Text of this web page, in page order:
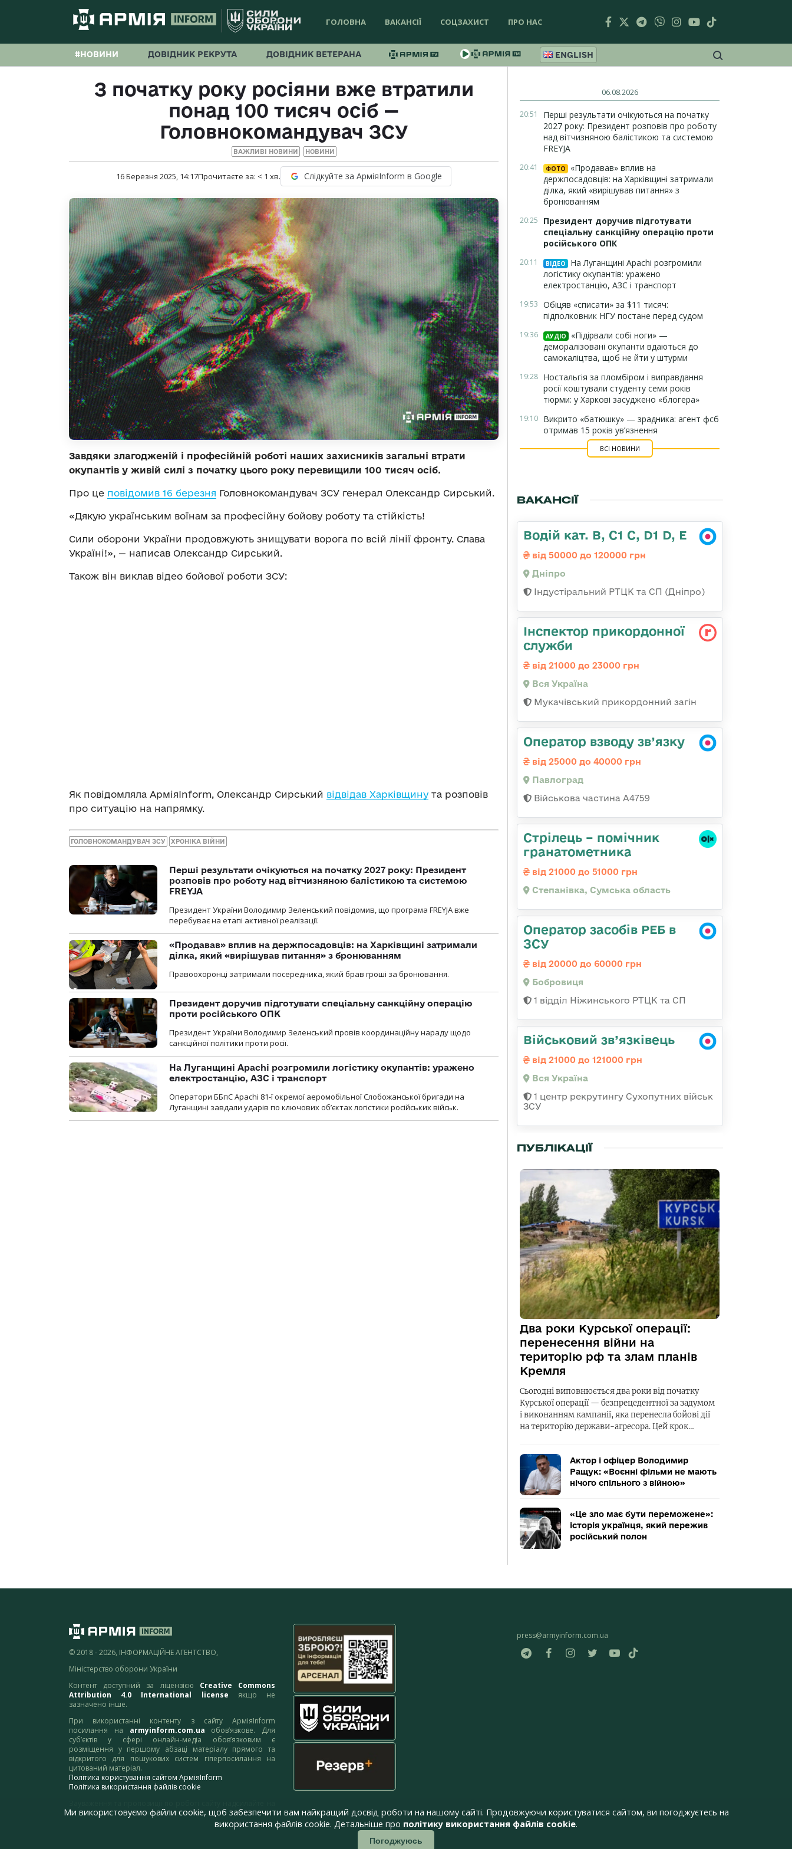
ГОЛОВНА ВАКАНСІЇ СОЦЗАХИСТ ПРО НАС
#НОВИНИ ДОВІДНИК РЕКРУТА ДОВІДНИК ВЕТЕРАНА ENGLISH
З початку року росіяни вже втратили
понад 100 тисяч осіб —
Головнокомандувач ЗСУ
ВАЖЛИВІ НОВИНИ НОВИНИ
16 Березня 2025, 14:17Прочитаєте за: < 1 хв. Слідкуйте за АрміяInform в Google
Завдяки злагодженій і професійній роботі наших захисників загальні втрати
окупантів у живій силі з початку цього року перевищили 100 тисяч осіб.
Про це повідомив 16 березня Головнокомандувач ЗСУ генерал Олександр Сирський.
«Дякую українським воїнам за професійну бойову роботу та стійкість!
Сили оборони України продовжують знищувати ворога по всій лінії фронту. Слава
Україні!», — написав Олександр Сирський.
Також він виклав відео бойової роботи ЗСУ:
Як повідомляла АрміяInform, Олександр Сирський відвідав Харківщину та розповів
про ситуацію на напрямку.
ГОЛОВНОКОМАНДУВАЧ ЗСУ ХРОНІКА ВІЙНИ
Перші результати очікуються на початку 2027 року: Президент
розповів про роботу над вітчизняною балістикою та системою
FREYJA
Президент України Володимир Зеленський повідомив, що програма FREYJA вже
перебуває на етапі активної реалізації.
«Продавав» вплив на держпосадовців: на Харківщині затримали
ділка, який «вирішував питання» з бронюванням
Правоохоронці затримали посередника, який брав гроші за бронювання.
Президент доручив підготувати спеціальну санкційну операцію
проти російського ОПК
Президент України Володимир Зеленський провів координаційну нараду щодо
санкційної політики проти росії.
На Луганщині Apachi розгромили логістику окупантів: уражено
електростанцію, АЗС і транспорт
Оператори ББпС Apachi 81-ї окремої аеромобільної Слобожанської бригади на
Луганщині завдали ударів по ключових об’єктах логістики російських військ.
06.08.2026
20:51
Перші результати очікуються на початку
2027 року: Президент розповів про роботу
над вітчизняною балістикою та системою
FREYJA
20:41 ФОТО
«Продавав» вплив на
держпосадовців: на Харківщині затримали
ділка, який «вирішував питання» з
бронюванням
20:25
Президент доручив підготувати
спеціальну санкційну операцію проти
російського ОПК
20:11 ВІДЕО
На Луганщині Apachi розгромили
логістику окупантів: уражено
електростанцію, АЗС і транспорт
19:53 Обіцяв «списати» за $11 тисяч:
підполковник НГУ постане перед судом
19:36 АУДІО
«Підірвали собі ноги» —
деморалізовані окупанти вдаються до
самокаліцтва, щоб не йти у штурми
19:28 Ностальгія за пломбіром і виправдання
росії коштували студенту семи років
тюрми: у Харкові засуджено «блогера»
19:10 Викрито «батюшку» — зрадника: агент фсб
отримав 15 років ув’язнення
ВСІ НОВИНИ
ВАКАНСІЇ
Водій кат. В, С1 С, D1 D, E
від 50000 до 120000 грн
Дніпро
Індустіральний РТЦК та СП (Дніпро)
Інспектор прикордонної
служби
від 21000 до 23000 грн
Вся Україна
Мукачівський прикордонний загін
Оператор взводу зв’язку
від 25000 до 40000 грн
Павлоград
Військова частина А4759
Стрілець – помічник
гранатометника
від 21000 до 51000 грн
Степанівка, Сумська область
Оператор засобів РЕБ в
ЗСУ
від 20000 до 60000 грн
Бобровиця
1 відділ Ніжинського РТЦК та СП
Військовий зв’язківець
від 21000 до 121000 грн
Вся Україна
1 центр рекрутингу Сухопутних військ
ЗСУ
ПУБЛІКАЦІЇ
Два роки Курської операції:
перенесення війни на
територію рф та злам планів
Кремля
Сьогодні виповнюється два роки від початку
Курської операції — безпрецедентної за задумом
і виконанням кампанії, яка перенесла бойові дії
на територію держави-агресора. Цей крок…
Актор і офіцер Володимир
Ращук: «Воєнні фільми не мають
нічого спільного з війною»
«Це зло має бути переможене»:
історія українця, який пережив
російський полон
© 2018 - 2026, ІНФОРМАЦІЙНЕ АГЕНТСТВО,
Міністерство оборони України
Контент доступний за ліцензією Creative Commons
Attribution 4.0 International license якщо не
зазначено інше.
При використанні контенту з сайту АрміяInform
посилання на armyinform.com.ua обов’язкове. Для
суб’єктів у сфері онлайн-медіа обов’язковим є
розміщення у першому абзаці матеріалу прямого та
відкритого для пошукових систем гіперпосилання на
цитований матеріал.
Політика користування сайтом АрміяInform
Політика використання файлів cookie
адресу:webmaster@armyinform.com.ua
press@armyinform.com.ua
Ми використовуємо файли cookie, щоб забезпечити вам найкращий досвід роботи на нашому сайті. Продовжуючи користуватися сайтом, ви погоджуєтесь на
використання файлів cookie. Детальніше про політику використання файлів cookie.
Погоджуюсь